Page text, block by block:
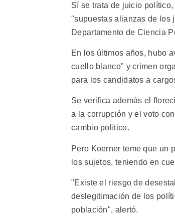
Sí se trata de juicio
"supuestas alianzas de los
Departamento de Ciencia
En los últimos años, hubo
cuello blanco" y crimen
para los candidatos a
Se verifica además el
a la corrupción y el voto
cambio político.
Pero Koerner teme que un
los sujetos, teniendo en
"Existe el riesgo de
deslegitimación de los
población", alertó.